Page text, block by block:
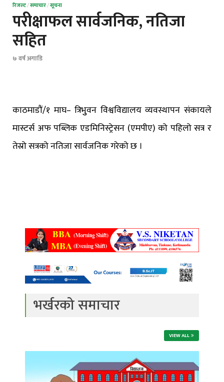
रिजल्ट/समाचार/सूचना
परीक्षाफल सार्वजनिक, नतिजा
सहित
७ वर्ष अगाडि
काठमाडौं/१ माघ– त्रिभुुवन विश्वविद्यालय व्यवस्थापन संकायले
मास्टर्स अफ पब्लिक एडमिनिस्ट्रेसन (एमपीए) को पहिलो सत्र र
तेस्रो सत्रको नतिजा सार्वजनिक गरेको छ ।
भर्खरको समाचार
VIEW ALL